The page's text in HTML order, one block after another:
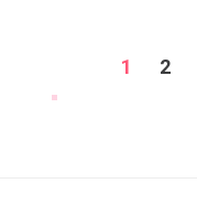
1 2